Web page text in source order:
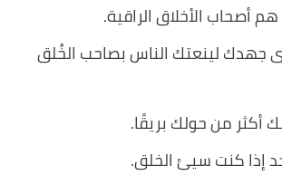
أصحاب الأخلاق الراقية.
جهدك لينعتك الناس بصاحب الخُلق
أكثر من حولك بريقًا.
إذا كنت سيئ الخلق.